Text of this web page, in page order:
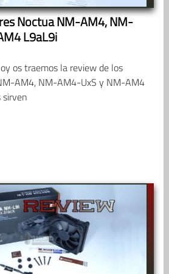
Noctua NM-AM4, NM-
L9aL9i
os traemos la review de los
AM4, NM-AM4-UxS y NM-AM4
sirven